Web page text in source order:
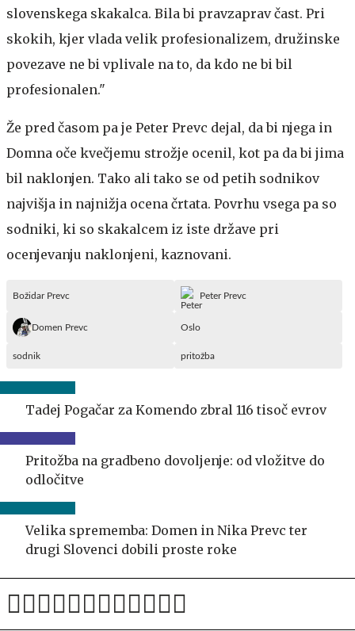
slovenskega skakalca. Bila bi pravzaprav čast. Pri
skokih, kjer vlada velik profesionalizem, družinske
povezave ne bi vplivale na to, da kdo ne bi bil
profesionalen."
Že pred časom pa je Peter Prevc dejal, da bi njega in
Domna oče kvečjemu strožje ocenil, kot pa da bi jima
bil naklonjen. Tako ali tako se od petih sodnikov
najvišja in najnižja ocena črtata. Povrhu vsega pa so
sodniki, ki so skakalcem iz iste države pri
ocenjevanju naklonjeni, kaznovani.
Božidar Prevc Peter Prevc
Domen Prevc Oslo
sodnik pritožba
Tadej Pogačar za Komendo zbral 116 tisoč evrov
Pritožba na gradbeno dovoljenje: od vložitve do
odločitve
Velika sprememba: Domen in Nika Prevc ter
drugi Slovenci dobili proste roke